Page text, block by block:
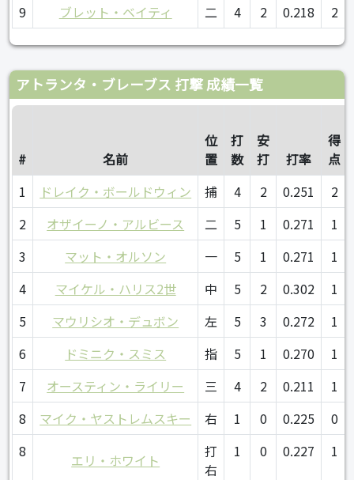
9
ブレット・ベイティ 二 4 2 0.218 2
アトランタ・ブレーブス 打撃 成績一覧
# 名前
位
置
打
数
安
打
打率
得
点
1
ドレイク・ボールドウィン 捕 4 2 0.251
2
2
オザイーノ・アルビース 二 5 1 0.271
1
3
マット・オルソン 一 5 1 0.271
1
4
マイケル・ハリス2世 中 5 2 0.302
1
5
マウリシオ・デュボン 左 5 3 0.272
1
6
ドミニク・スミス 指 5 1 0.270
1
7
オースティン・ライリー 三 4 2 0.211
1
8
マイク・ヤストレムスキー 右 1 0 0.225
0
8
エリ・ホワイト
打
右
1 0 0.227 1